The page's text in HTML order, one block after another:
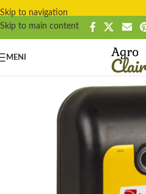
Skip to navigation
Skip to main content
MENI